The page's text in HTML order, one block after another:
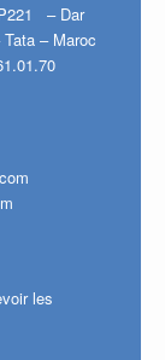
– Dar
– Maroc
les